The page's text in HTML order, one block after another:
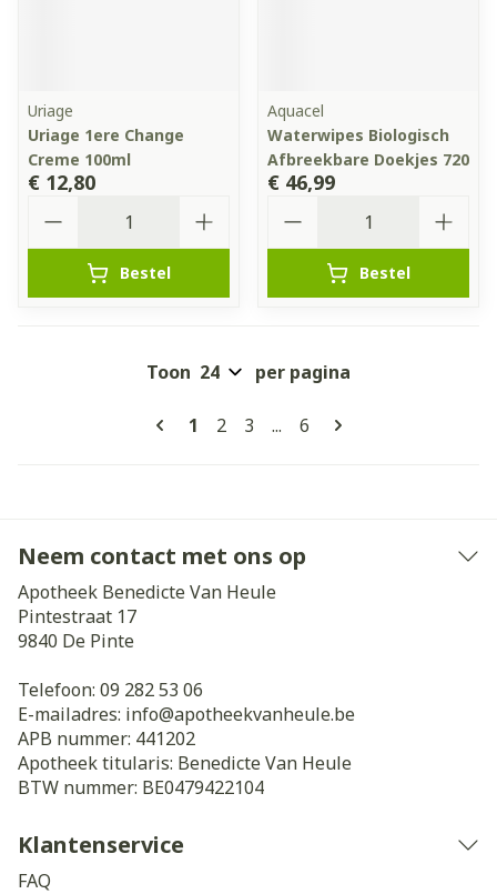
Uriage
Uriage 1ere Change
Creme 100ml
€ 12,80
Bestel
Aquacel
Waterwipes Biologisch
Afbreekbare Doekjes 720
€ 46,99
Bestel
Pagina's
U lees momenteel pagina
1 Pagina
2 Pagina
3 ... Pagina
6
Toon per pagina
Neem contact met ons op
Apotheek Benedicte Van Heule
Pintestraat 17
9840 De Pinte
Telefoon: 09 282 53 06
E-mailadres: info@apotheekvanheule.be
APB nummer: 441202
Apotheek titularis: Benedicte Van Heule
BTW nummer: BE0479422104
Klantenservice
FAQ